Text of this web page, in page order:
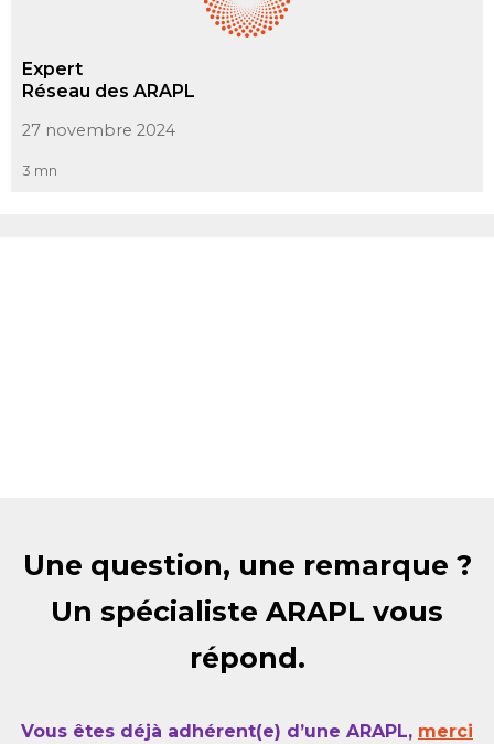
Expert
Réseau des ARAPL
27 novembre 2024
3 mn
Une question, une remarque ?
Un spécialiste ARAPL vous
répond.
Vous êtes déjà adhérent(e) d’une ARAPL, merci